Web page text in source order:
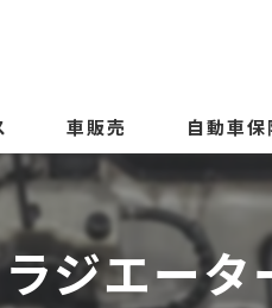
車販売 自動車保
ジエー